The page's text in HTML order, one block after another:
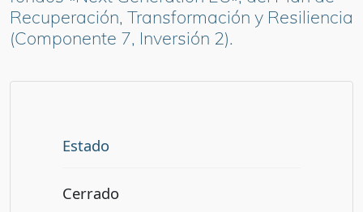
Recuperación, Transformación y Resiliencia
(Componente 7, Inversión 2).
Estado
Cerrado